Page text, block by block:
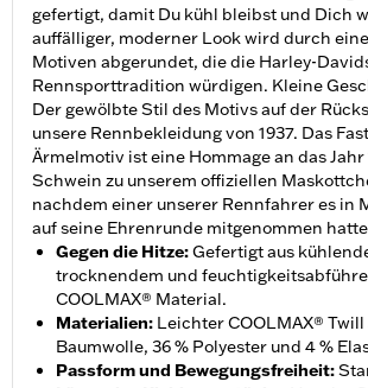
gefertigt, damit Du kühl bleibst und Dich
auffälliger, moderner Look wird durch
Motiven abgerundet, die die Harley-
Rennsporttradition würdigen. Kleine
Der gewölbte Stil des Motivs auf der
unsere Rennbekleidung von 1937. Das
Ärmelmotiv ist eine Hommage an das Jahr
Schwein zu unserem offiziellen
nachdem einer unserer Rennfahrer es in
auf seine Ehrenrunde mitgenommen
Gegen die Hitze:Gefertigt aus
trocknendem und
COOLMAX® Material.
Materialien: Leichter COOLMAX® Twill
Baumwolle, 36 % Polyester und 4 %
Passform und Bewegungsfreiheit: